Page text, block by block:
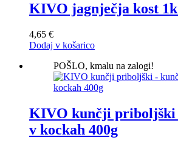
KIVO jagnječja kost
4,65 €
Dodaj v košarico
POŠLO, kmalu na zalogi!
KIVO kunčji priboljški
v kockah 400g